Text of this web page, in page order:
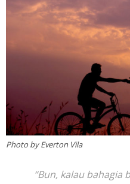
Photo by Everton Vila
“Bun, kalau bahagia